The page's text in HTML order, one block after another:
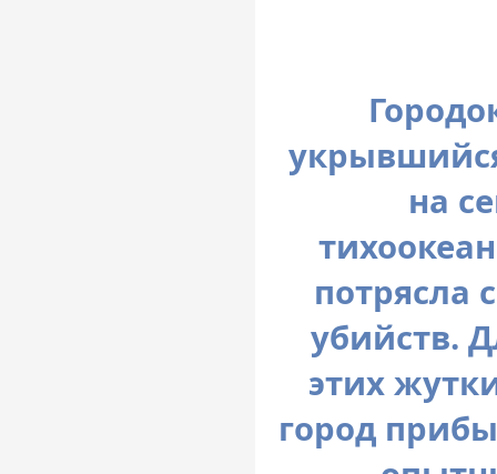
на
потрясла
убийств.
этих
город